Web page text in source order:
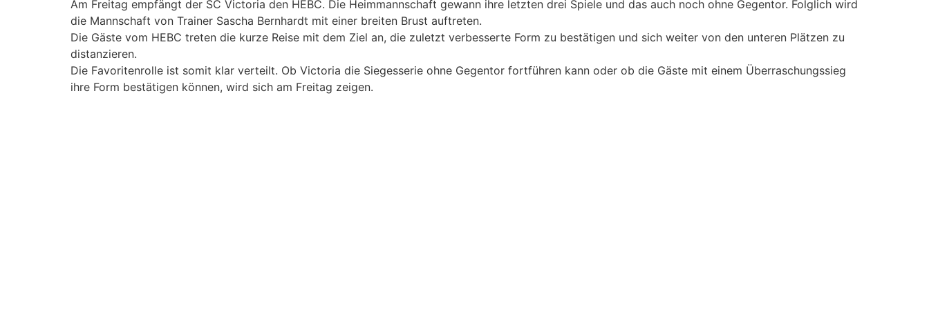
Am Freitag empfängt der SC Victoria den HEBC. Die Heimmannschaft gewann ihre letzten drei Spiele und das auch noch ohne Gegentor. Folglich wird
die Mannschaft von Trainer Sascha Bernhardt mit einer breiten Brust auftreten.
Die Gäste vom HEBC treten die kurze Reise mit dem Ziel an, die zuletzt verbesserte Form zu bestätigen und sich weiter von den unteren Plätzen zu
distanzieren.
Die Favoritenrolle ist somit klar verteilt. Ob Victoria die Siegesserie ohne Gegentor fortführen kann oder ob die Gäste mit einem Überraschungssieg
ihre Form bestätigen können, wird sich am Freitag zeigen.